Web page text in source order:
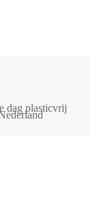
dag plasticvrij